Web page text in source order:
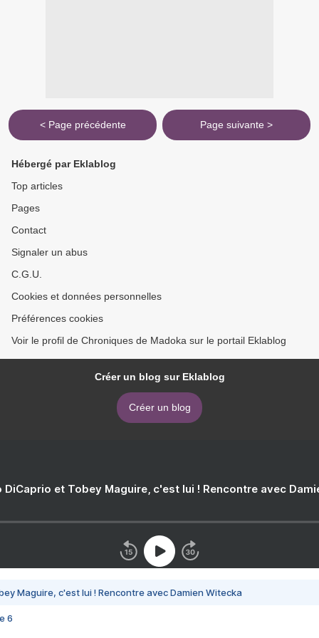
< Page précédente Page suivante >
Hébergé par Eklablog
Top articles
Pages
Contact
Signaler un abus
C.G.U.
Cookies et données personnelles
Préférences cookies
Voir le profil de Chroniques de Madoka sur le portail Eklablog
Créer un blog sur Eklablog
Créer un blog
DiCaprio et Tobey Maguire, c'est lui ! Rencontre avec
Maguire, c'est lui ! Rencontre avec Damien Witecka
6